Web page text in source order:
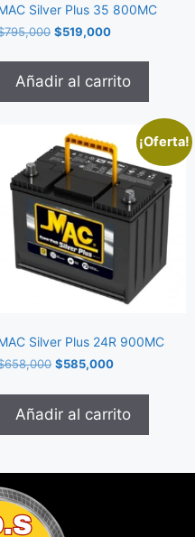
Silver Plus 35 800MC
795,000 $519,000
Añadir al carrito
¡Oferta!
Silver Plus 24R 900MC
658,000 $585,000
Añadir al carrito